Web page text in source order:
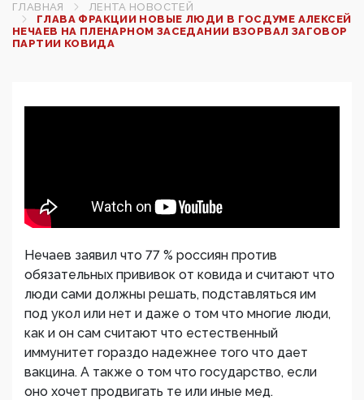
ГЛАВНАЯ
ЛЕНТА НОВОСТЕЙ
ГЛАВА ФРАКЦИИ НОВЫЕ ЛЮДИ В ГОСДУМЕ АЛЕКСЕЙ
НЕЧАЕВ НА ПЛЕНАРНОМ ЗАСЕДАНИИ ВЗОРВАЛ ЗАГОВОР
ПАРТИИ КОВИДА
Нечаев заявил что 77 % россиян против
обязательных прививок от ковида и считают что
люди сами должны решать, подставляться им
под укол или нет и даже о том что многие люди,
как и он сам считают что естественный
иммунитет гораздо надежнее того что дает
вакцина. А также о том что государство, если
оно хочет продвигать те или иные мед.